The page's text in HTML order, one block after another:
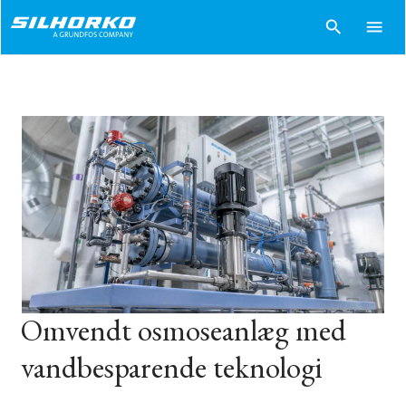
search menu
Omvendt osmoseanlæg med
vandbesparende teknologi